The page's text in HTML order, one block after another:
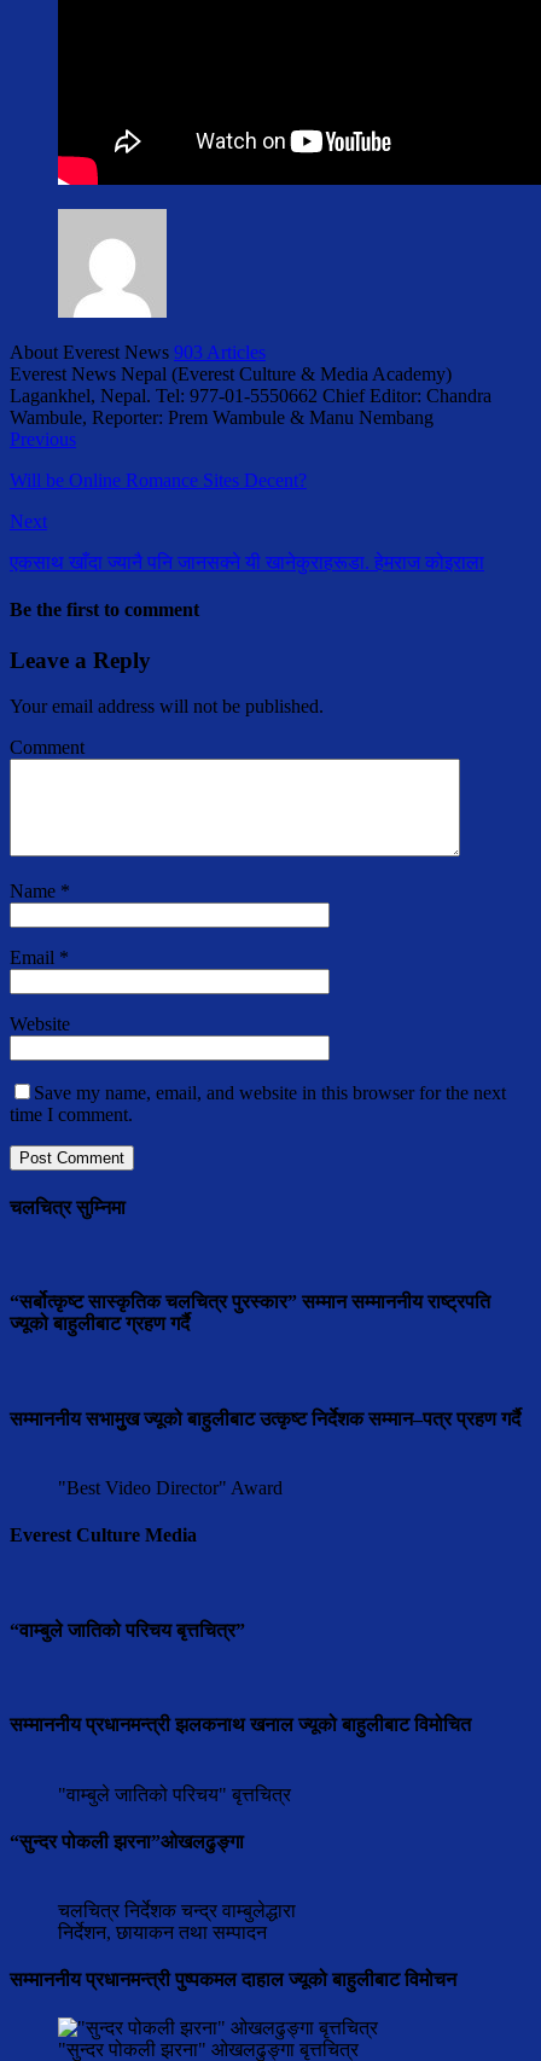
About Everest News 903 Articles
Everest News Nepal (Everest Culture & Media Academy)
Lagankhel, Nepal. Tel: 977-01-5550662 Chief Editor: Chandra
Wambule, Reporter: Prem Wambule & Manu Nembang
Previous
Will be Online Romance Sites Decent?
Next
एकसाथ खाँदा ज्यानै पनि जानसक्ने यी खानेकुराहरूडा. हेमराज कोइराला
Be the first to comment
Leave a Reply
Your email address will not be published.
Comment
Name *
Email *
Website
Save my name, email, and website in this browser for the next
time I comment.
चलचित्र सुम्निमा
“सर्बोत्कृष्ट सास्कृतिक चलचित्र पुरस्कार” सम्मान सम्माननीय राष्ट्रपति
ज्यूको बाहुलीबाट ग्रहण गर्दै
सम्माननीय सभामुुख ज्यूको बाहुलीबाट उत्कृष्ट निर्देशक सम्मान–पत्र प्रहण गर्दै
"Best Video Director" Award
Everest Culture Media
“वाम्बुले जातिको परिचय बृत्तचित्र”
सम्माननीय प्रधानमन्त्री झलकनाथ खनाल ज्यूको बाहुलीबाट विमोचित
"वाम्बुले जातिको परिचय" बृत्तचित्र
“सुन्दर पोकली झरना”ओखलढुङ्गा
चलचित्र निर्देशक चन्द्र वाम्बुलेद्धारा
निर्देशन, छायाकन तथा सम्पादन
सम्माननीय प्रधानमन्त्री पुष्पकमल दाहाल ज्यूको बाहुलीबाट विमोचन
"सुन्दर पोकली झरना" ओखलढुङ्गा बृत्तचित्र